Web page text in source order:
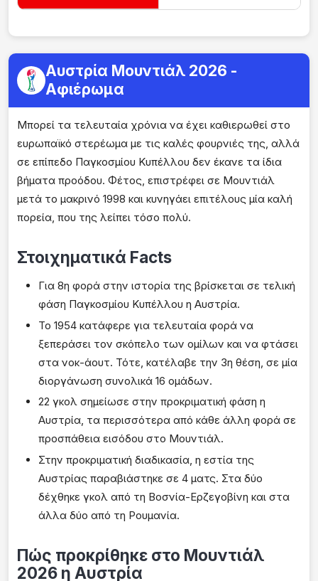
Αυστρία Μουντιάλ 2026 -
Αφιέρωμα
Μπορεί τα τελευταία χρόνια να έχει καθιερωθεί στο
ευρωπαϊκό στερέωμα με τις καλές φουρνιές της, αλλά
σε επίπεδο Παγκοσμίου Κυπέλλου δεν έκανε τα ίδια
βήματα προόδου. Φέτος, επιστρέφει σε Μουντιάλ
μετά το μακρινό 1998 και κυνηγάει επιτέλους μία καλή
πορεία, που της λείπει τόσο πολύ.
Στοιχηματικά Facts
Για 8η φορά στην ιστορία της βρίσκεται σε τελική
φάση Παγκοσμίου Κυπέλλου η Αυστρία.
Το 1954 κατάφερε για τελευταία φορά να
ξεπεράσει τον σκόπελο των ομίλων και να φτάσει
στα νοκ-άουτ. Τότε, κατέλαβε την 3η θέση, σε μία
διοργάνωση συνολικά 16 ομάδων.
22 γκολ σημείωσε στην προκριματική φάση η
Αυστρία, τα περισσότερα από κάθε άλλη φορά σε
προσπάθεια εισόδου στο Μουντιάλ.
Στην προκριματική διαδικασία, η εστία της
Αυστρίας παραβιάστηκε σε 4 ματς. Στα δύο
δέχθηκε γκολ από τη Βοσνία-Ερζεγοβίνη και στα
άλλα δύο από τη Ρουμανία.
Πώς προκρίθηκε στο Μουντιάλ
2026 η Αυστρία